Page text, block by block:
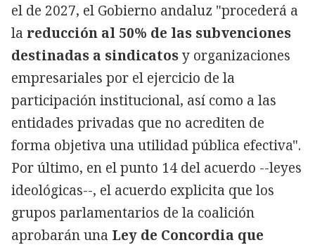
el de 2027, el Gobierno andaluz "procederá a
la reducción al 50% de las subvenciones
destinadas a sindicatosy organizaciones
empresariales por el ejercicio de la
participación institucional, así como a las
entidades privadas que no acrediten de
forma objetiva una utilidad pública efectiva".
Por último, en el punto 14 del acuerdo --leyes
ideológicas--, el acuerdo explicita que los
grupos parlamentarios de la coalición
aprobarán una Ley de Concordia que